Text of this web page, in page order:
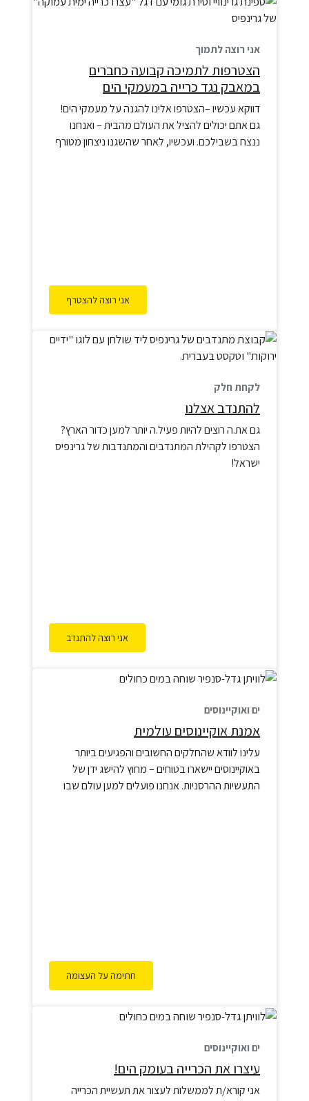
אני רוצה לתמוך
הצטרפות לתמיכה קבועה כחברים
במאבק נגד כרייה במעמקי הים
דווקא עכשיו –הצטרפו אלינו להגנה על מעמקי הים!
גם אתם יכולים להציל את העולם מהבית – ואנחנו
ננצח בשבילכם. ועכשיו, לאחר שהשגנו ניצחון מטורף
אני רוצה להצטרף
לקחת חלק
להתנדב אצלנו
גם את.ה רוצים להיות פעיל.ה יותר למען כדור הארץ?
הצטרפו לקהילת המתנדבים והמתנדבות של גרינפיס
ישראל!
אני רוצה להתנדב
ים ואוקיינוסים
אמנת אוקיינוסים עולמית
עלינו לוודא שהחלקים החשובים והפגיעים ביותר
באוקיינוסים יישארו בטוחים – מחוץ להישג ידן של
התעשיות ההרסניות. אנחנו פועלים למען עולם שבו
חתימה על העצומה
ים ואוקיינוסים
עיצרו את הכרייה בעומק הים!
אני קורא/ת לממשלות לעצור את תעשיית הכרייה